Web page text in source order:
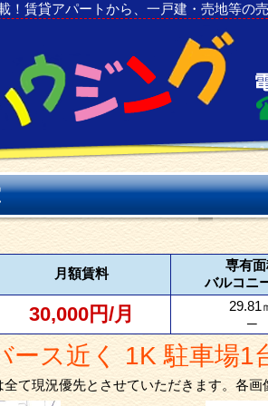
！賃貸アパートから、一戸建・売地等の
月額賃料
専有
バルコニ
30,000円/月
29.81
─
ース近く 1K 駐車場1
て現況優先とさせていただきます。各画